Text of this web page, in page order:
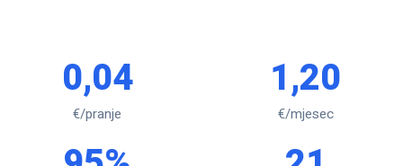
0,04
€/pranje
1,20
€/mjesec